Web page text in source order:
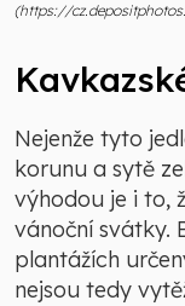
(https://
Nejenže tyto
korunu a sytě
výhodou je i to,
vánoční svátky.
plantážích
nejsou tedy